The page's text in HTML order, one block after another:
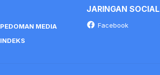
PEDOMAN MEDIA
INDEKS
JARINGAN SOCIAL
Facebook